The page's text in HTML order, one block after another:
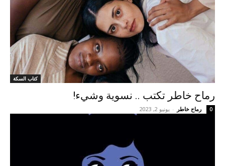
كتاب السكة
رماح خاطر تكتب .. نسوية وشيء!
رماح خاطر - يونيو 2, 2023 0